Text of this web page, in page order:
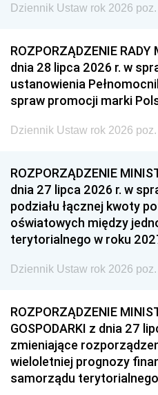
Dziennik Ustaw rok 2026
ROZPORZĄDZENIE RADY
dnia 28 lipca 2026 r. w
ustanowienia
spraw promocji marki
Dziennik Ustaw rok 2026 poz.
ROZPORZĄDZENIE
dnia 27 lipca 2026 r. w
podziału łącznej kwoty
oświatowych między
terytorialnego w roku
Dziennik Ustaw rok 2026
ROZPORZĄDZENIE
GOSPODARKI z dnia 27
zmieniające
wieloletniej prognozy
samorządu terytorialnego